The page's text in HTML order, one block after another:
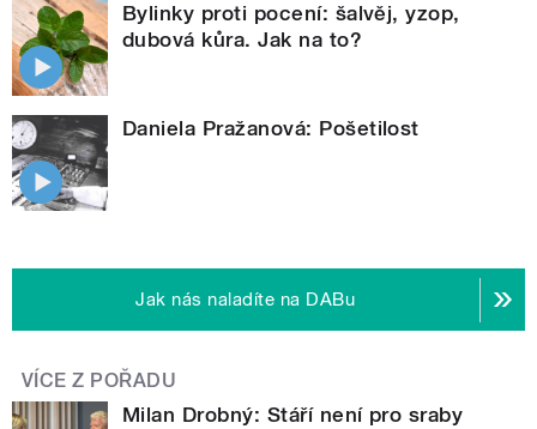
Bylinky proti pocení: šalvěj, yzop,
dubová kůra. Jak na to?
Daniela Pražanová: Pošetilost
Jak nás naladíte na DABu
VÍCE Z POŘADU
Milan Drobný: Stáří není pro sraby